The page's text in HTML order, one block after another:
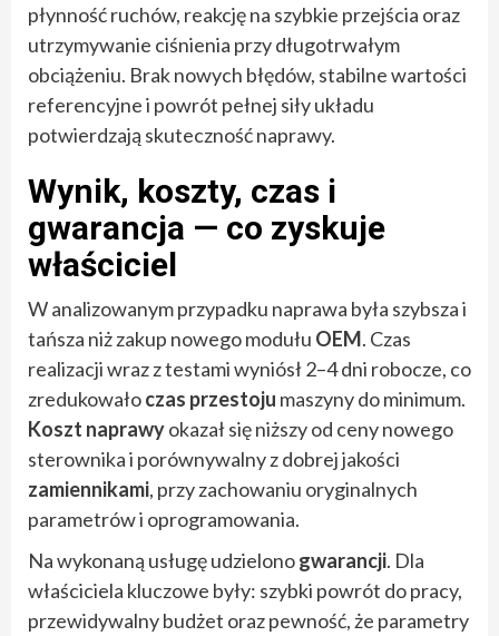
płynność ruchów, reakcję na szybkie przejścia oraz
utrzymywanie ciśnienia przy długotrwałym
obciążeniu. Brak nowych błędów, stabilne wartości
referencyjne i powrót pełnej siły układu
potwierdzają skuteczność naprawy.
Wynik, koszty, czas i
gwarancja — co zyskuje
właściciel
W analizowanym przypadku naprawa była szybsza i
tańsza niż zakup nowego modułu OEM. Czas
realizacji wraz z testami wyniósł 2–4 dni robocze, co
zredukowałoczas przestoju maszyny do minimum.
Koszt naprawyokazał się niższy od ceny nowego
sterownika i porównywalny z dobrej jakości
zamiennikami, przy zachowaniu oryginalnych
parametrów i oprogramowania.
Na wykonaną usługę udzielonogwarancji. Dla
właściciela kluczowe były: szybki powrót do pracy,
przewidywalny budżet oraz pewność, że parametry